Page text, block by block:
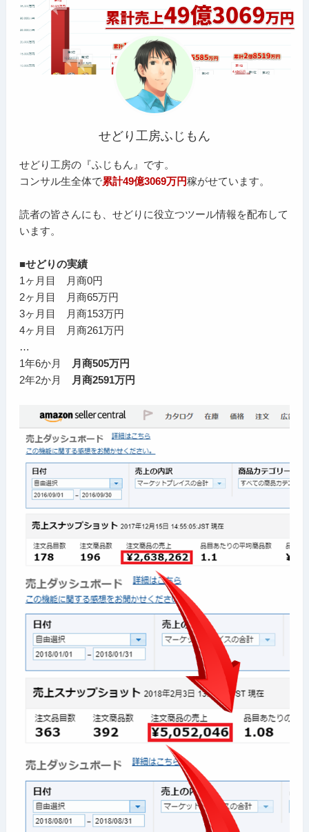
せどり工房ふじもん
せどり工房の『ふじもん』です。
コンサル生全体で累計49億3069万円稼がせています。
読者の皆さんにも、せどりに役立つツール情報を配布して
います。
■せどりの実績
1ヶ月目 月商0円
2ヶ月目 月商65万円
3ヶ月目 月商153万円
4ヶ月目 月商261万円
…
1年6か月
月商505万円
2年2か月
月商2591万円